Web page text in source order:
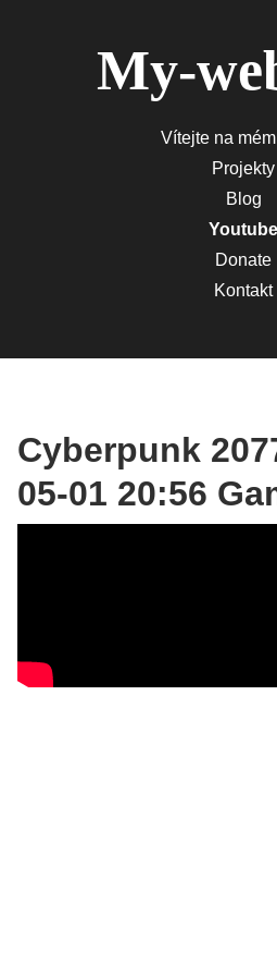
My-
Vítejte na
Projekty
Blog
Youtube
Donate
Kontakt
Cyberpunk
05-01 20:56